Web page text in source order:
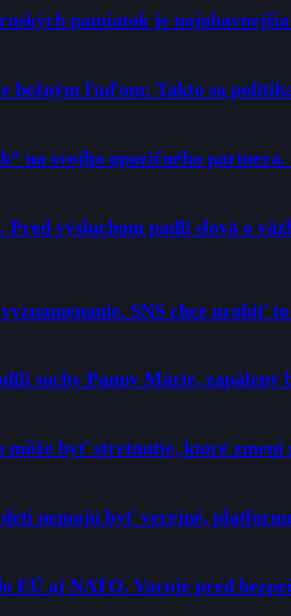
pamiatok je
bežným ľuďom: Takto sa
na svojho opozičného
výsluchom padli slová o
SNS chce urobiť
sochy Panny Márie,
môže byť stretnutie, ktoré
nemajú byť verejné,
EÚ aj NATO. Varuje pred